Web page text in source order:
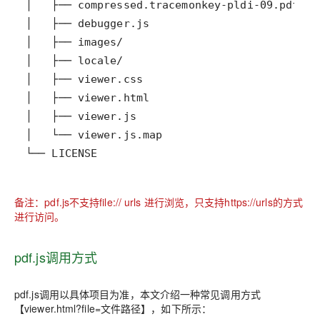
└── LICENSE
备注：pdf.js不支持file:// urls 进行浏览，只支持https://urls的方式
进行访问。
pdf.js调用方式
pdf.js调用以具体项目为准，本文介绍一种常见调用方式
【viewer.html?file=文件路径】，如下所示：